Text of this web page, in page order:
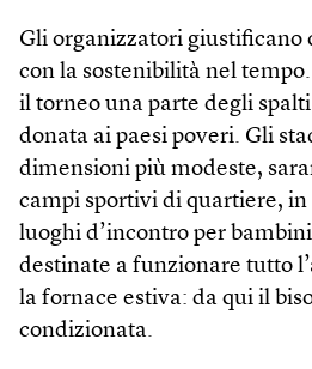
Gli organizzatori giustificano
con la sostenibilità nel
il torneo una parte degli
donata ai paesi poveri. Gli
dimensioni più modeste,
campi sportivi di quartiere,
luoghi d’incontro per
destinate a funzionare tutto
la fornace estiva: da qui il
condizionata.